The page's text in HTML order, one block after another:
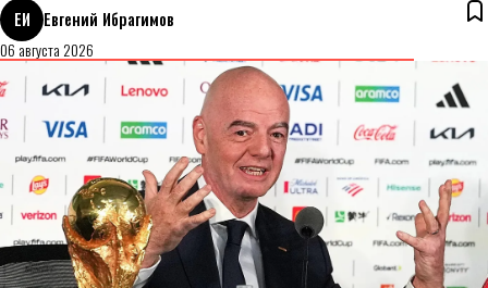
ЕИ
Евгений Ибрагимов
06 августа 2026